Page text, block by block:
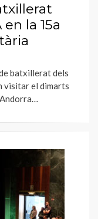
la 15a
batxillerat dels
visitar el dimarts